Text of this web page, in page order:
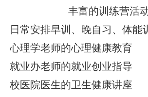
丰富的训练营活
日常安排早训、晚自习、体能
心理学老师的心理健康教育
就业办老师的就业创业指导
校医院医生的卫生健康讲座